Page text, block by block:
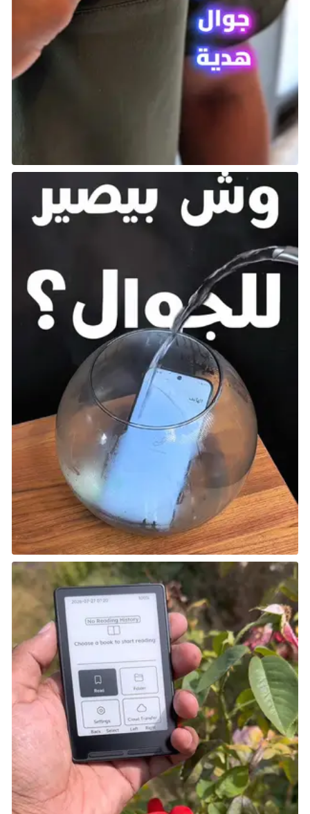
وسكانها الغريبين. تنتظرك فرص لا حصر لها للقتال والبحث
عن الطعام والمزيد.
تصدر على PS5 و Xbox Series و PC في 15 أكتوبر.
لعبة Super Mario Party Jamboree
نبذة عن اللعبة:
توصف بأنها أكبر لعبة Mario Party حتى الآن. ستحتوي
اللعبة على 20 لاعبًا في الطور الجماعي في وضع
Koopathlon، وكما قد تتخيل، ستقدم بعض اللوحات
والألعاب الصغيرة الجديدة تمامًا للاستمتاع بها، وسيكون
هناك بالطبع لوحات عائدة للاستمتاع بها.
ستحتوي اللعبة في المجمل، على أكثر من 110 لعبة صغيرة
وسبع لوحات، خمسة منها ستكون جديدة تمامًا، ويمكنك
التحقق من المقطع الدعائي لإعلان اللعبة أدناه للحصول
على لمحة عن التحسينات والإضافات الجديدة التي من
المقرر أن تجلبها.
تصدر على Switch في 17 أكتوبر.
لعبة A Quiet Place: The Road Ahead
نبذة عن اللعبة: